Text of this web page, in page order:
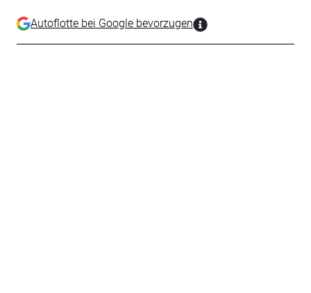
Autoflotte bei Google bevorzugen